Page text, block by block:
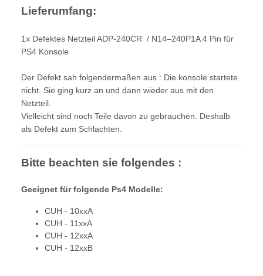
Lieferumfang:
1x Defektes Netzteil ADP-240CR / N14–240P1A 4 Pin für
PS4 Konsole
Der Defekt sah folgendermaßen aus : Die konsole startete
nicht. Sie ging kurz an und dann wieder aus mit den
Netzteil.
Vielleicht sind noch Teile davon zu gebrauchen. Deshalb
als Defekt zum Schlachten.
Bitte beachten sie folgendes :
Geeignet für folgende Ps4 Modelle:
CUH - 10xxA
CUH - 11xxA
CUH - 12xxA
CUH - 12xxB